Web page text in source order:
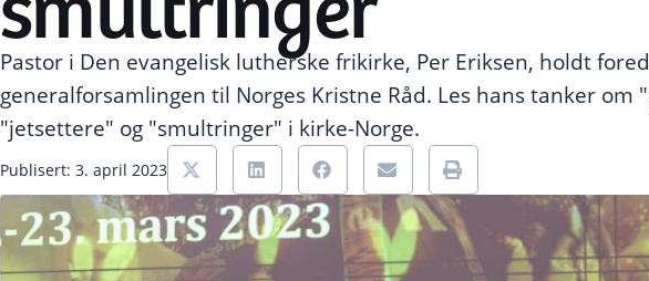
Pastor i Den evangelisk lutherske frikirke, Per Eriksen, holdt
generalforsamlingen til Norges Kristne Råd. Les hans tanker om
"jetsettere" og "smultringer" i kirke-Norge.
Publisert: 3. april 2023